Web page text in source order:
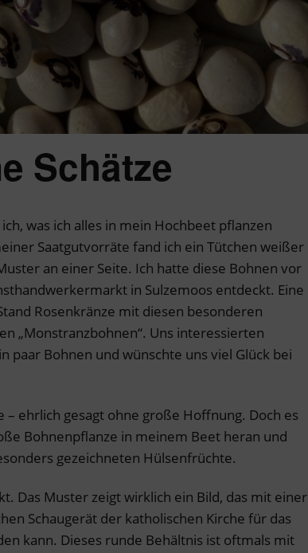
Schätze
was ich alles in mein Hochbeet pflanzen
Saatgutvorräte fand ich ein Tütchen weißer
an einer Seite. Ich hatte diese Bohnen vor
in Sulzemoos entdeckt. Eine
Rosenkränze mit diesen besonderen
„Monstranzbohnen“. Uns interessierten
paar Bohnen und wünschte uns viel Glück bei
– ehrlich gesagt ohne große Hoffnung. Doch es
Bohnenpflanze in meinem Beet heran und
gezeichneten Hülsenfrüchte.
Das Muster zeigt wirklich ein Bild, das mit einer
Schaugerät der katholischen Kirche für das
kann. Dieses runde Behältnis ist oftmals mit